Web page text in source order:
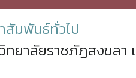
สัมพันธ์ทั่วไป
ทยาลัยราชภัฏสงขลา